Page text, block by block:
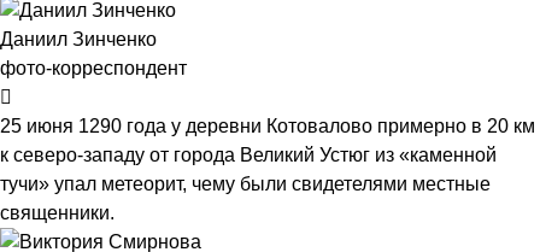
Даниил Зинченко
фото-корреспондент
25 июня 1290 года у деревни Котовалово примерно в 20 км
к северо-западу от города Великий Устюг из «каменной
тучи» упал метеорит, чему были свидетелями местные
священники.